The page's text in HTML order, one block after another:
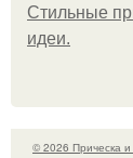
Стильные
идеи.
© 2026 Прическа